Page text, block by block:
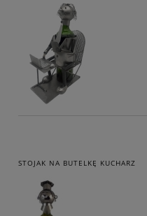
STOJAK NA BUTELKĘ KUCHARZ